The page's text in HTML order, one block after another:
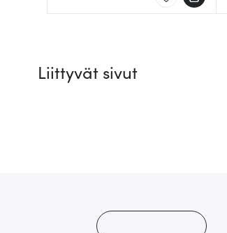
Liittyvät sivut